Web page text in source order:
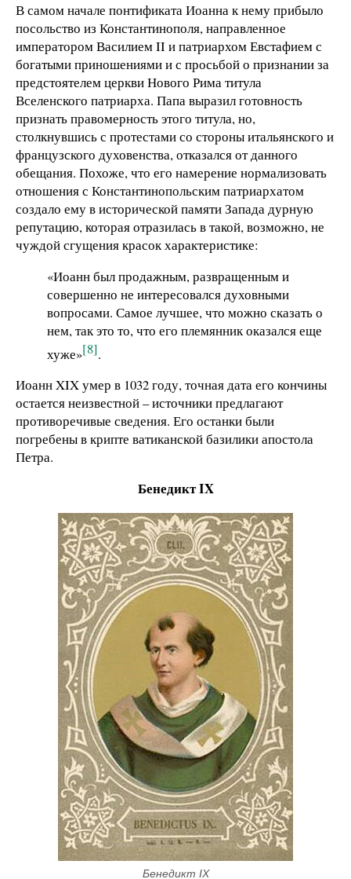
В самом начале понтификата Иоанна к нему прибыло
посольство из Константинополя, направленное
императором Василием II и патриархом Евстафием с
богатыми приношениями и с просьбой о признании за
предстоятелем церкви Нового Рима титула
Вселенского патриарха. Папа выразил готовность
признать правомерность этого титула, но,
столкнувшись с протестами со стороны итальянского и
французского духовенства, отказался от данного
обещания. Похоже, что его намерение нормализовать
отношения с Константинопольским патриархатом
создало ему в исторической памяти Запада дурную
репутацию, которая отразилась в такой, возможно, не
чуждой сгущения красок характеристике:
«Иоанн был продажным, развращенным и
совершенно не интересовался духовными
вопросами. Самое лучшее, что можно сказать о
нем, так это то, что его племянник оказался еще
хуже»[8].
Иоанн XIX умер в 1032 году, точная дата его кончины
остается неизвестной – источники предлагают
противоречивые сведения. Его останки были
погребены в крипте ватиканской базилики апостола
Петра.
Бенедикт IX
Бенедикт IX